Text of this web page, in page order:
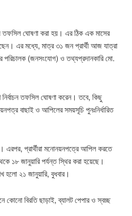
তফসিল ঘোষণা করা হয়। এর ঠিক এক মাসের
এর মধ্যে, মাত্র ৩১ জন প্রার্থী আজ যাত্রা
পরিচালক (জনসংযোগ) ও তথ্যপ্রদানকারি মো.
নির্বাচন তফসিল ঘোষণা করেন। তবে, কিছু
বাছাই ও আপিলের সময়সূচি পুনঃনির্ধারিত
এরপর, প্রার্থীরা মনোনয়নপত্রে আপিল করতে
১৮ জানুয়ারি পর্যন্ত স্থির করা হয়েছে।
হলো ২১ জানুয়ারি, বুধবার।
বিরতি ছাড়াই, ব্যালট পেপার ও স্বচ্ছ